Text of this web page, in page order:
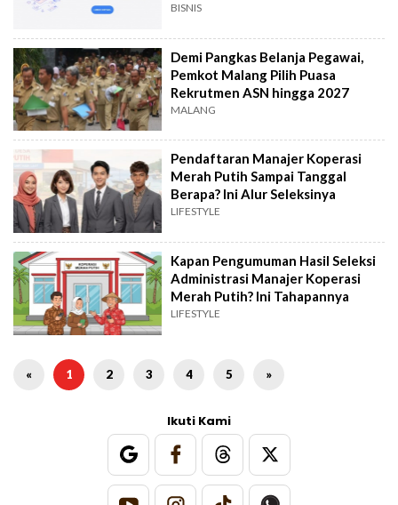
BISNIS
Demi Pangkas Belanja Pegawai,
Pemkot Malang Pilih Puasa
Rekrutmen ASN hingga 2027
MALANG
Pendaftaran Manajer Koperasi
Merah Putih Sampai Tanggal
Berapa? Ini Alur Seleksinya
LIFESTYLE
Kapan Pengumuman Hasil Seleksi
Administrasi Manajer Koperasi
Merah Putih? Ini Tahapannya
LIFESTYLE
« 1 2 3 4 5 »
Ikuti Kami